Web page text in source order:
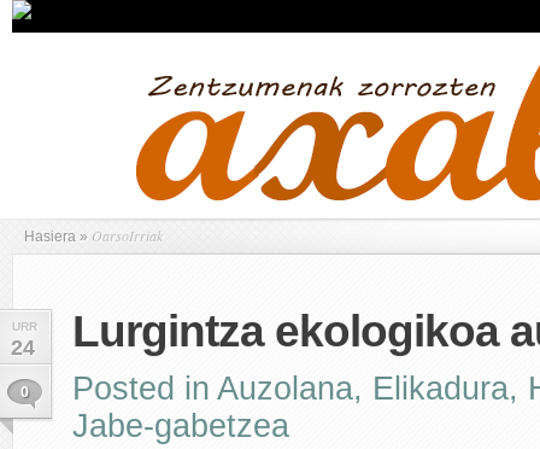
Hasiera » OarsoIrriak
URR
24
0
Lurgintza ekologikoa
Posted in Auzolana, Elikadura,
Jabe-gabetzea